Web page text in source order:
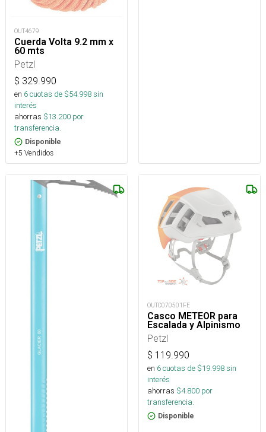
OUT4679
Cuerda Volta 9.2 mm x
60 mts
Petzl
$ 329.990
en 6cuotas de $54.998sin
interés
ahorras $13.200 por
transferencia.
Disponible
+5 Vendidos
OUTC070501FE
Casco METEOR para
Escalada y Alpinismo
Petzl
$ 119.990
en 6cuotas de $19.998sin
interés
ahorras $4.800 por
transferencia.
Disponible